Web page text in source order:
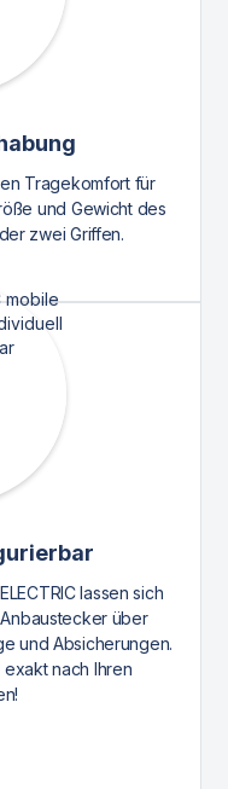
Tragekomfort für
und Gewicht des
zwei Griffen.
lassen sich
über
und Absicherungen.
nach Ihren